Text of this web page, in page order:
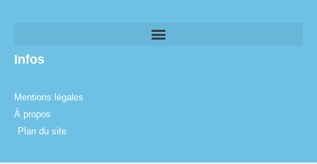
Infos
Mentions légales
À propos
Plan du site